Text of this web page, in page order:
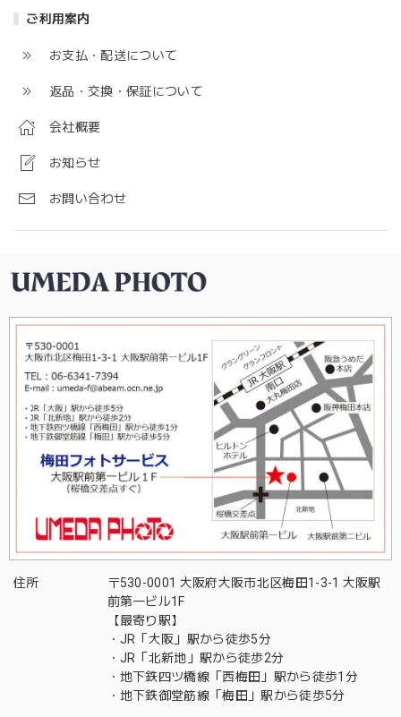
ご利用案内
お支払・配送について
返品・交換・保証について
会社概要
お知らせ
お問い合わせ
住所
〒530-0001 大阪府大阪市北区梅田1-3-1 大阪駅
前第一ビル1F
【最寄り駅】
・JR「大阪」駅から徒歩5分
・JR「北新地」駅から徒歩2分
・地下鉄四ツ橋線「西梅田」駅から徒歩1分
・地下鉄御堂筋線「梅田」駅から徒歩5分